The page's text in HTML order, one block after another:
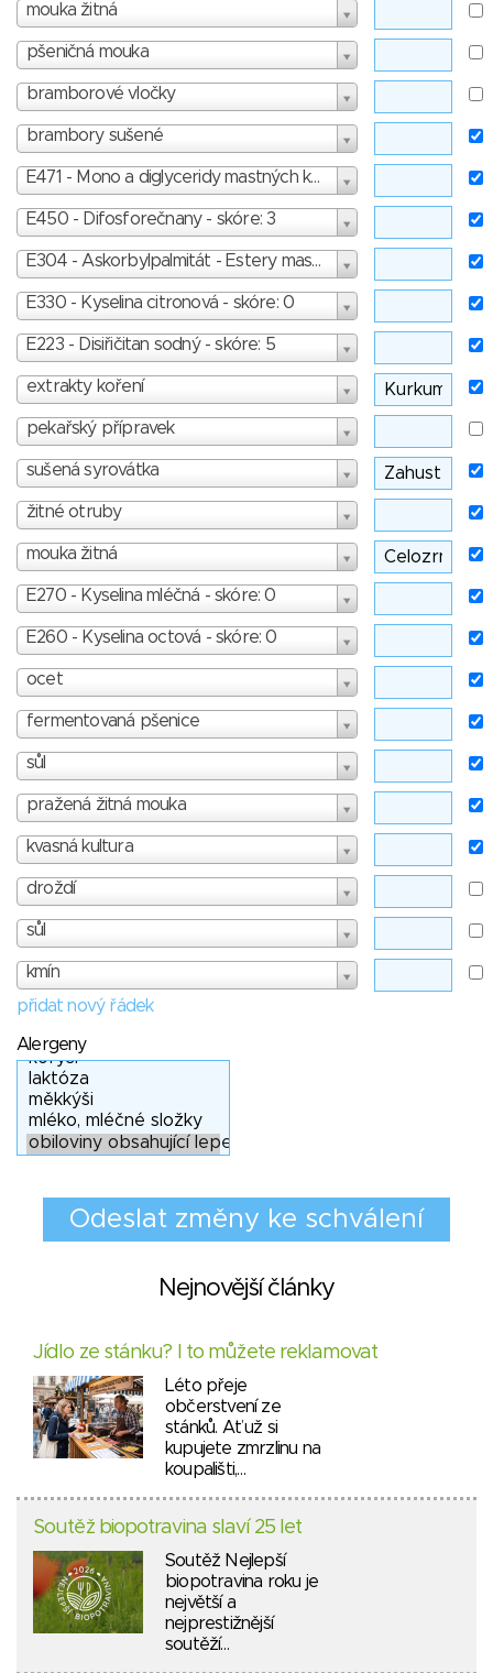
mouka žitná
pšeničná mouka
bramborové vločky
brambory sušené
E471 - Mono a diglyceridy mastných kyselin - skóre: 1
E450 - Difosforečnany - skóre: 3
E304 - Askorbylpalmitát - Estery mastných kyselin s kyselinou askorbovou - skóre: 1
E330 - Kyselina citronová - skóre: 0
E223 - Disiřičitan sodný - skóre: 5
extrakty koření
pekařský přípravek
sušená syrovátka
žitné otruby
mouka žitná
E270 - Kyselina mléčná - skóre: 0
E260 - Kyselina octová - skóre: 0
ocet
fermentovaná pšenice
sůl
pražená žitná mouka
kvasná kultura
droždí
sůl
kmín
přidat nový řádek
Alergeny
Nejnovější články
Jídlo ze stánku? I to můžete reklamovat
Léto přeje
občerstvení ze
stánků. Ať už si
kupujete zmrzlinu na
koupališti,…
Soutěž biopotravina slaví 25 let
Soutěž Nejlepší
biopotravina roku je
největší a
nejprestižnější
soutěží…